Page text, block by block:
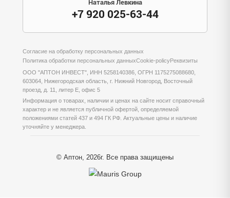
Наталья Левкина
+7 920 025-63-44
Согласие на обработку персональных данных
Политика обработки персональных данныхCookie-policyРеквизиты
ООО "АПТОН ИНВЕСТ", ИНН 5258140386, ОГРН 1175275088680,
603064, Нижегородская область, г. Нижний Новгород, Восточный
проезд, д. 11, литер Е, офис 5
Информация о товарах, наличии и ценах на сайте носит справочный
характер и не является публичной офертой, определяемой
положениями статей 437 и 494 ГК РФ. Актуальные цены и наличие
уточняйте у менеджера.
© Аптон, 2026г. Все права защищены